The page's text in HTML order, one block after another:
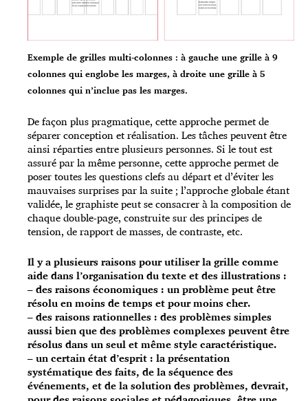
Exemple de grilles multi-colonnes : à gauche une grille à 9
colonnes qui englobe les marges, à droite une grille à 5
colonnes qui n’inclue pas les marges.
De façon plus pragmatique, cette approche permet de
séparer conception et réalisation. Les tâches peuvent être
ainsi réparties entre plusieurs personnes. Si le tout est
assuré par la même personne, cette approche permet de
poser toutes les questions clefs au départ et d’éviter les
mauvaises surprises par la suite ; l’approche globale étant
validée, le graphiste peut se consacrer à la composition de
chaque double-page, construite sur des principes de
tension, de rapport de masses, de contraste, etc.
Il y a plusieurs raisons pour utiliser la grille comme
aide dans l’organisation du texte et des illustrations :
– des raisons économiques : un problème peut être
résolu en moins de temps et pour moins cher.
– des raisons rationnelles : des problèmes simples
aussi bien que des problèmes complexes peuvent être
résolus dans un seul et même style caractéristique.
– un certain état d’esprit : la présentation
systématique des faits, de la séquence des
événements, et de la solution des problèmes, devrait,